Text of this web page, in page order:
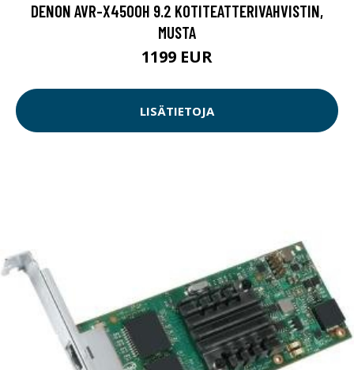
DENON AVR-X4500H 9.2 KOTITEATTERIVAHVISTIN,
MUSTA
1199 EUR
LISÄTIETOJA